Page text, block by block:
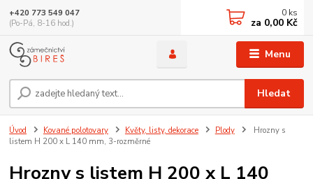
Menu
Hledat
+420 773 549 047
(Po-Pá, 8-16 hod.)
0 ks
za 0,00 Kč
Úvod Kované polotovary Květy, listy, dekorace Plody
Hrozny s
listem H 200 x L 140 mm, 3-rozměrné
Hrozny s listem H 200 x L 140